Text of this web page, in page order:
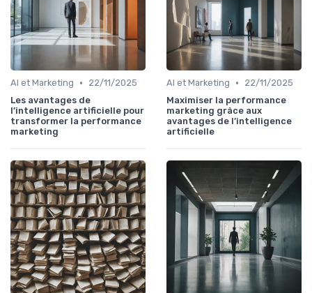
AI et Marketing •
22/11/2025
Les avantages de
l’intelligence artificielle pour
transformer la performance
marketing
AI et Marketing •
22/11/2025
Maximiser la performance
marketing grâce aux
avantages de l’intelligence
artificielle